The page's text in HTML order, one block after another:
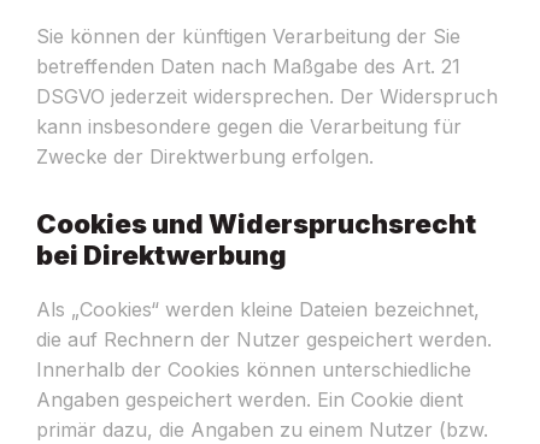
Sie können der künftigen Verarbeitung der Sie
betreffenden Daten nach Maßgabe des Art. 21
DSGVO jederzeit widersprechen. Der Widerspruch
kann insbesondere gegen die Verarbeitung für
Zwecke der Direktwerbung erfolgen.
Cookies und Widerspruchsrecht
bei Direktwerbung
Als „Cookies“ werden kleine Dateien bezeichnet,
die auf Rechnern der Nutzer gespeichert werden.
Innerhalb der Cookies können unterschiedliche
Angaben gespeichert werden. Ein Cookie dient
primär dazu, die Angaben zu einem Nutzer (bzw.